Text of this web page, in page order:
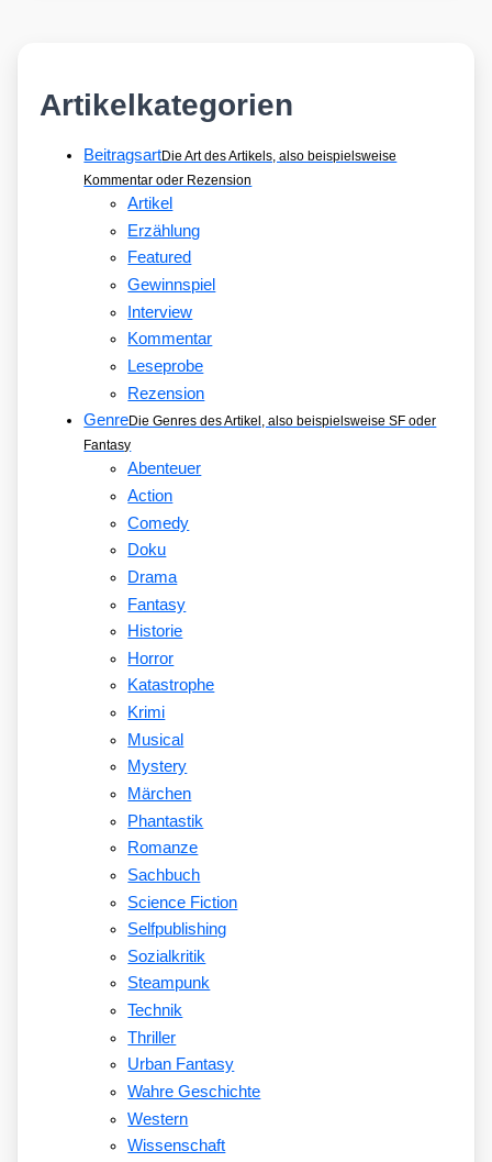
Artikelkategorien
BeitragsartDie Art des Artikels, also beispielsweise
Kommentar oder Rezension
Artikel
Erzählung
Featured
Gewinnspiel
Interview
Kommentar
Leseprobe
Rezension
GenreDie Genres des Artikel, also beispielsweise SF oder
Fantasy
Abenteuer
Action
Comedy
Doku
Drama
Fantasy
Historie
Horror
Katastrophe
Krimi
Musical
Mystery
Märchen
Phantastik
Romanze
Sachbuch
Science Fiction
Selfpublishing
Sozialkritik
Steampunk
Technik
Thriller
Urban Fantasy
Wahre Geschichte
Western
Wissenschaft